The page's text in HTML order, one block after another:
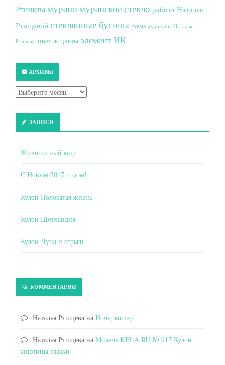
Ртищевамурано муранское стекло работа Натальи
Ртищевой стеклянные бусины схема художник Наталья
Ртищева цветок цветы элемент ИК
АРХИВЫ
ЗАПИСИ
Живописный мир
С Новым 2017 годом!
Кулон Полосатая жизнь
Кулон Шотландия
Кулон Луна и серьги
КОММЕНТАРИИ
Наталья Ртищева на Ночь, костер
Наталья Ртищева на Модель KELA.RU № 917 Кулон
анютины глазки